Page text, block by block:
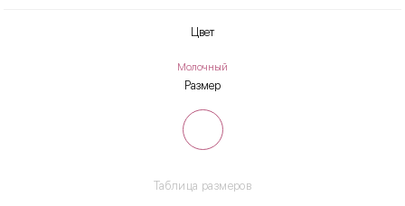
Цвет
Молочный
Размер
Таблица размеров